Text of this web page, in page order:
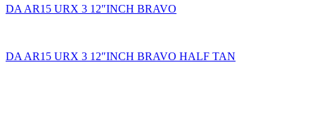
DA AR15 URX 3 12″INCH BRAVO
DA AR15 URX 3 12″INCH BRAVO HALF TAN